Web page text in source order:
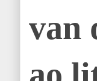
van